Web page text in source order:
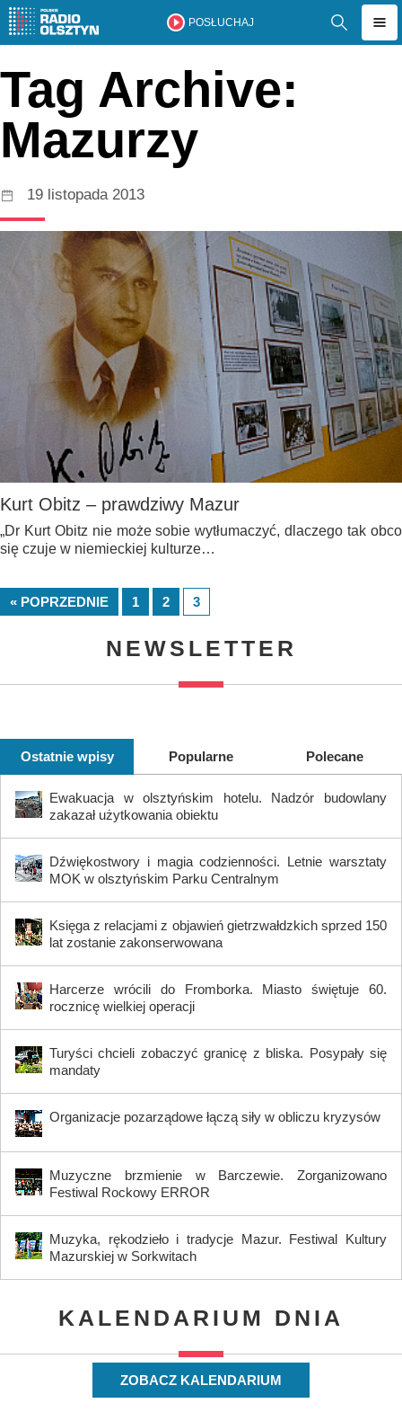
POSŁUCHAJ
Tag Archive:
Mazurzy
19 listopada 2013
Kurt Obitz – prawdziwy Mazur
„Dr Kurt Obitz nie może sobie wytłumaczyć, dlaczego tak obco
się czuje w niemieckiej kulturze…
« POPRZEDNIE 1 2 3
NEWSLETTER
Ostatnie wpisy Popularne Polecane
Ewakuacja w olsztyńskim hotelu. Nadzór budowlany
zakazał użytkowania obiektu
Dźwiękostwory i magia codzienności. Letnie warsztaty
MOK w olsztyńskim Parku Centralnym
Księga z relacjami z objawień gietrzwałdzkich sprzed 150
lat zostanie zakonserwowana
Harcerze wrócili do Fromborka. Miasto świętuje 60.
rocznicę wielkiej operacji
Turyści chcieli zobaczyć granicę z bliska. Posypały się
mandaty
Organizacje pozarządowe łączą siły w obliczu kryzysów
Muzyczne brzmienie w Barczewie. Zorganizowano
Festiwal Rockowy ERROR
Muzyka, rękodzieło i tradycje Mazur. Festiwal Kultury
Mazurskiej w Sorkwitach
KALENDARIUM DNIA
ZOBACZ KALENDARIUM